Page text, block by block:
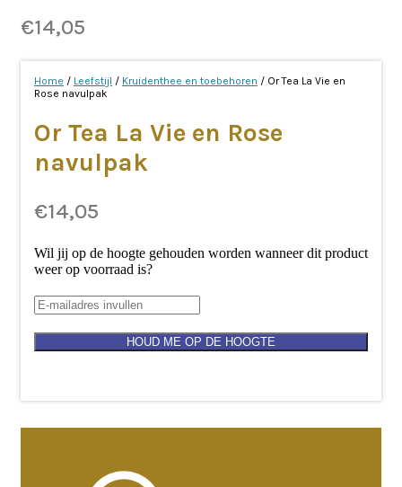
€14,05
Home / Leefstijl / Kruidenthee en toebehoren / Or Tea La Vie en
Rose navulpak
Or Tea La Vie en Rose
navulpak
€14,05
Wil jij op de hoogte gehouden worden wanneer dit product
weer op voorraad is?
HOUD ME OP DE HOOGTE